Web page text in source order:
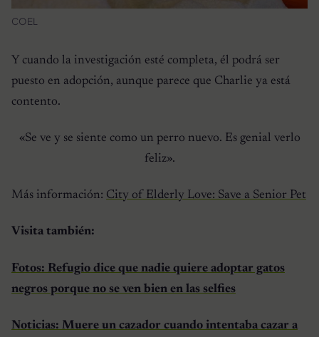
COEL
Y cuando la investigación esté completa, él podrá ser
puesto en adopción, aunque parece que Charlie ya está
contento.
«Se ve y se siente como un perro nuevo. Es genial verlo
feliz».
Más información: City of Elderly Love: Save a Senior Pet
Visita también:
Fotos: Refugio dice que nadie quiere adoptar gatos
negros porque no se ven bien en las selfies
Noticias: Muere un cazador cuando intentaba cazar a